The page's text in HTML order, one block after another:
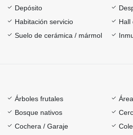
Depósito
Habitación servicio
Hall
Suelo de cerámica / mármol
Árboles frutales
Bosque nativos
Cochera / Garaje